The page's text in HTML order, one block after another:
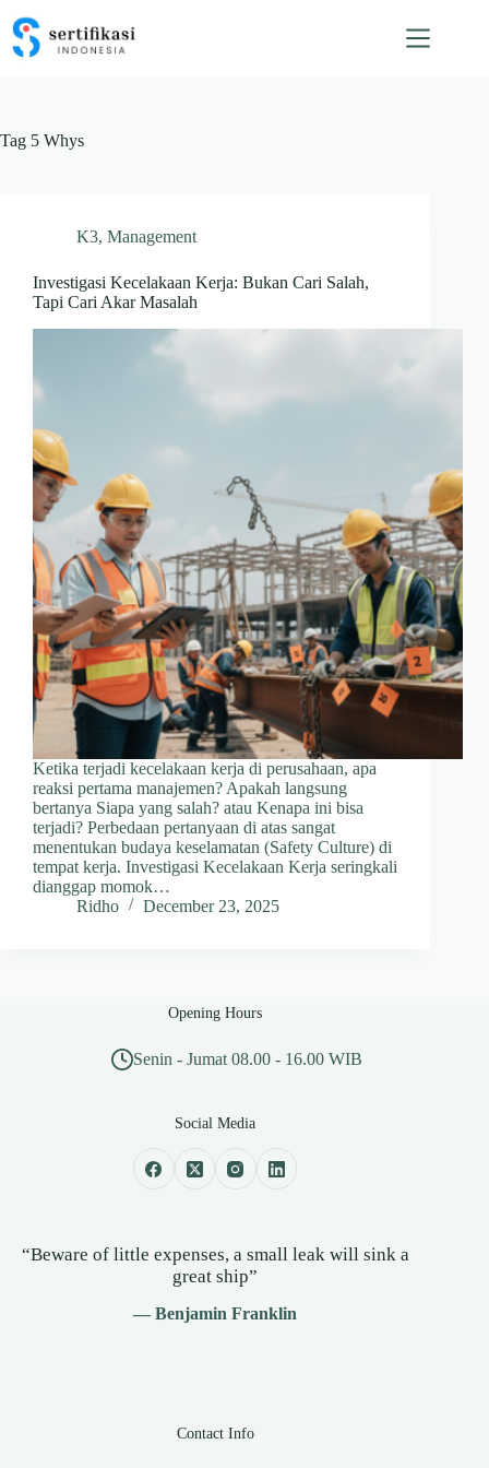
content
Tag 5 Whys
K3, Management
Investigasi Kecelakaan Kerja: Bukan Cari Salah,
Tapi Cari Akar Masalah
Ketika terjadi kecelakaan kerja di perusahaan, apa
reaksi pertama manajemen? Apakah langsung
bertanya Siapa yang salah? atau Kenapa ini bisa
terjadi? Perbedaan pertanyaan di atas sangat
menentukan budaya keselamatan (Safety Culture) di
tempat kerja. Investigasi Kecelakaan Kerja seringkali
dianggap momok…
Ridho
December 23, 2025
Opening Hours
Senin - Jumat 08.00 - 16.00 WIB
Social Media
“Beware of little expenses, a small leak will sink a
great ship”
— Benjamin Franklin
Contact Info